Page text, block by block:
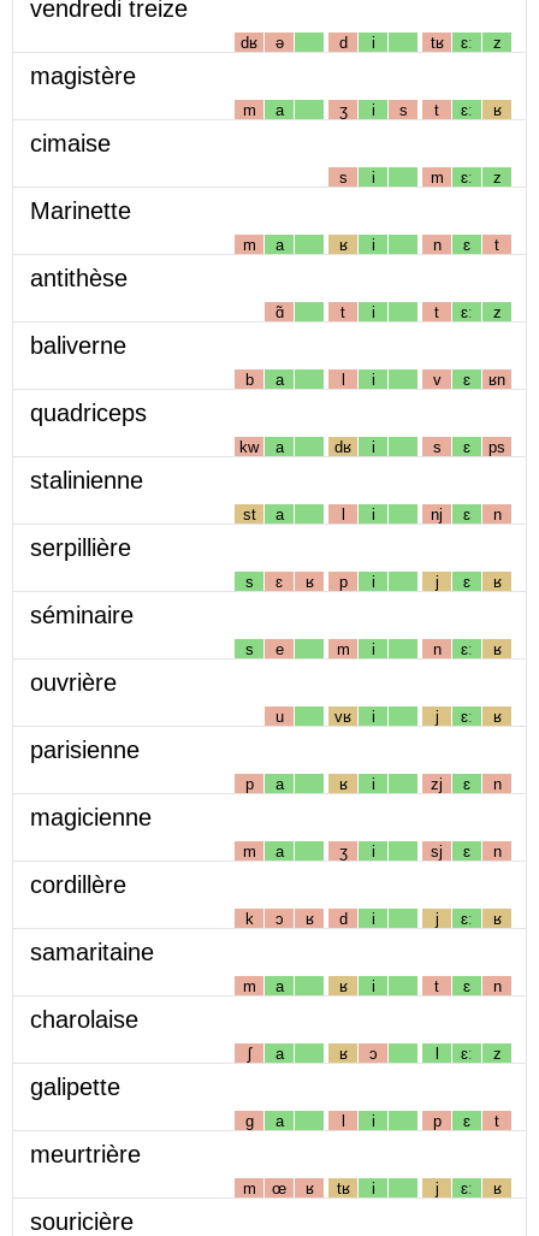
vendredi treize
dʁ ə d i tʁ ɛː z
magistère
m a ʒ i s t ɛː ʁ
cimaise
s i m ɛː z
Marinette
m a ʁ i n ɛ t
antithèse
ɑ̃ t i t ɛː z
baliverne
b a l i v ɛ ʁn
quadriceps
kw a dʁ i s ɛ ps
stalinienne
st a l i nj ɛ n
serpillière
s ɛ ʁ p i j ɛ ʁ
séminaire
s e m i n ɛː ʁ
ouvrière
u vʁ i j ɛː ʁ
parisienne
p a ʁ i zj ɛ n
magicienne
m a ʒ i sj ɛ n
cordillère
k ɔ ʁ d i j ɛː ʁ
samaritaine
m a ʁ i t ɛ n
charolaise
ʃ a ʁ ɔ l ɛː z
galipette
g a l i p ɛ t
meurtrière
m œ ʁ tʁ i j ɛː ʁ
souricière